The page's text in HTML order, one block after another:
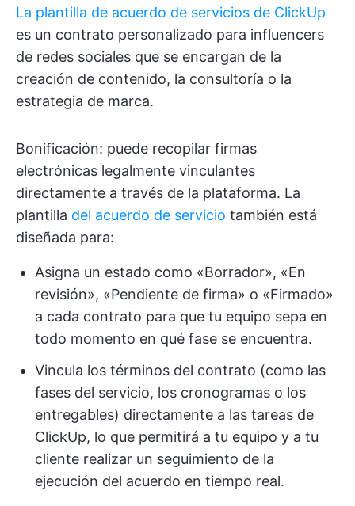
La plantilla de acuerdo de servicios de ClickUp
es un contrato personalizado para influencers
de redes sociales que se encargan de la
creación de contenido, la consultoría o la
estrategia de marca.
Bonificación: puede recopilar firmas
electrónicas legalmente vinculantes
directamente a través de la plataforma. La
plantilla del acuerdo de servicio también está
diseñada para:
Asigna un estado como «Borrador», «En
revisión», «Pendiente de firma» o «Firmado»
a cada contrato para que tu equipo sepa en
todo momento en qué fase se encuentra.
Vincula los términos del contrato (como las
fases del servicio, los cronogramas o los
entregables) directamente a las tareas de
ClickUp, lo que permitirá a tu equipo y a tu
cliente realizar un seguimiento de la
ejecución del acuerdo en tiempo real.